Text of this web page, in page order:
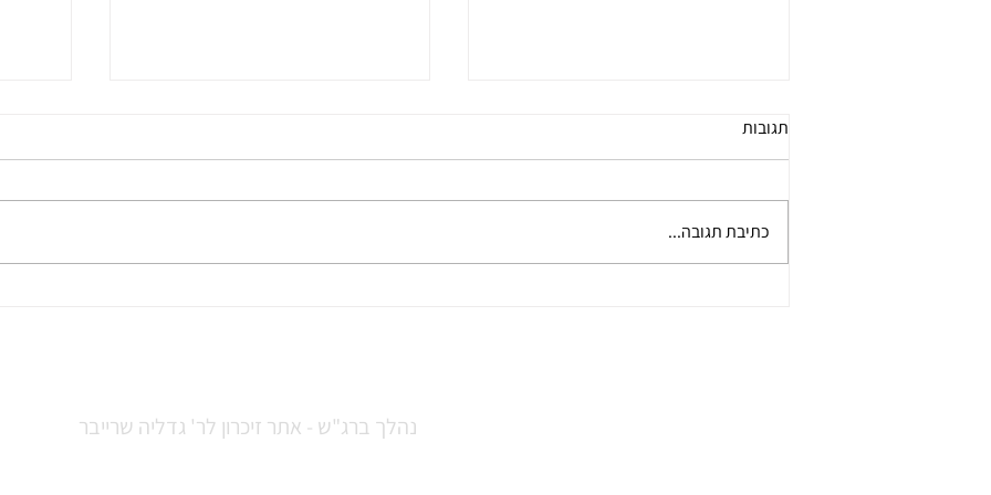
דברים שכתבה אביבה
על דף נייר את כל הכתרים שהכתרתי
אותו ולא היה לי מקום. נטלתי עוד...
כשחזרנו מהבת מצווה של אורה שרייבר
היה...
תגובות
כתיבת תגובה...
נהלך ברג"ש - אתר זיכרון לר' גדליה שרייבר